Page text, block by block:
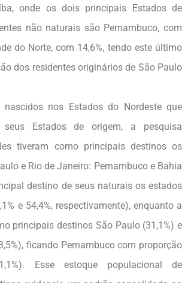
onde os dois principais Estados de
não naturais são Pernambuco, com
do Norte, com 14,6%, tendo este último
dos residentes originários de São Paulo
nascidos nos Estados do Nordeste que
Estados de origem, a pesquisa
tiveram como principais destinos os
e Rio de Janeiro: Pernambuco e Bahia
destino de seus naturais os estados
e 54,4%, respectivamente), enquanto a
principais destinos São Paulo (31,1%) e
ficando Pernambuco com proporção
Esse estoque populacional de